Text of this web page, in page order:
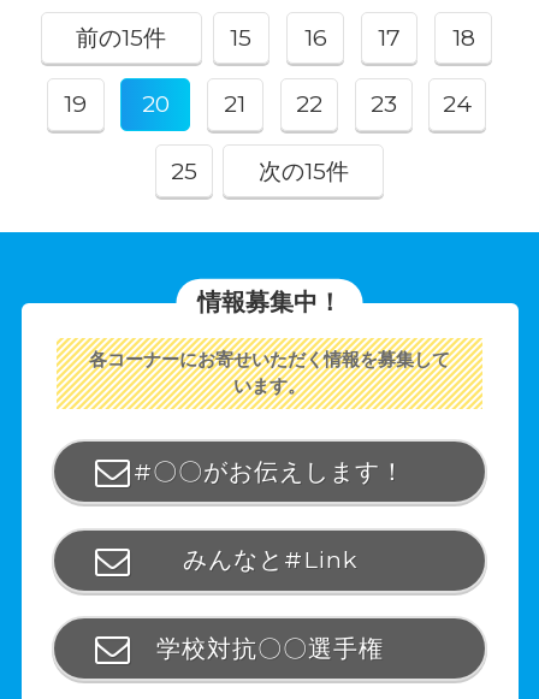
前の15件 15 16 17 18
19 20 21 22 23 24
25 次の15件
情報募集中！
各コーナーにお寄せいただく情報を募集して
います。
#〇〇がお伝えします！
みんなと#Link
学校対抗〇〇選手権